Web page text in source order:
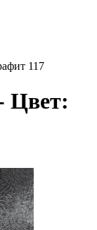
117
Цвет: